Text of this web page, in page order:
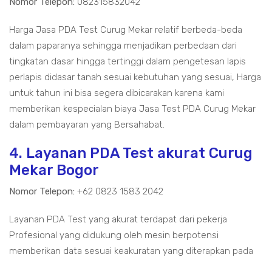
Harga Jasa PDA Test Curug Mekar relatif berbeda-beda
dalam paparanya sehingga menjadikan perbedaan dari
tingkatan dasar hingga tertinggi dalam pengetesan lapis
perlapis didasar tanah sesuai kebutuhan yang sesuai, Harga
untuk tahun ini bisa segera dibicarakan karena kami
memberikan kespecialan biaya Jasa Test PDA Curug Mekar
dalam pembayaran yang Bersahabat.
4. Layanan PDA Test akurat Curug
Mekar Bogor
Nomor Telepon: +62 0823 1583 2042
Layanan PDA Test yang akurat terdapat dari pekerja
Profesional yang didukung oleh mesin berpotensi
memberikan data sesuai keakuratan yang diterapkan pada